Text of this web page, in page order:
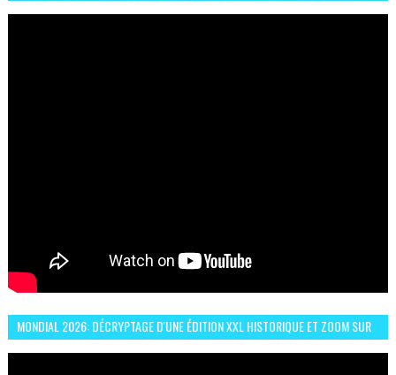
MONDIAL 2026: DÉCRYPTAGE D'UNE ÉDITION XXL HISTORIQUE ET ZOOM SUR